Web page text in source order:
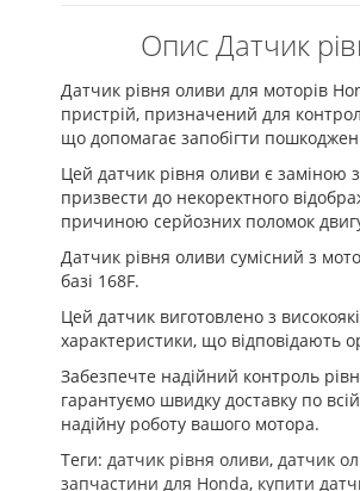
Опис Датчик
Датчик рівня оливи для моторів
пристрій, призначений для
що допомагає запобігти
Цей датчик рівня оливи є заміною
призвести до некоректного
причиною серйозних поломок
Датчик рівня оливи сумісний з
базі 168F.
Цей датчик виготовлено з
характеристики, що відповідають
Забезпечте надійний контроль
гарантуємо швидку доставку по
надійну роботу вашого мотора.
Теги: датчик рівня оливи, датчик
запчастини для Honda, купити